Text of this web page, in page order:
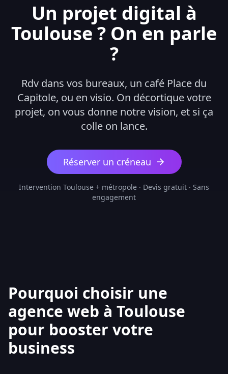
Un projet digital à
Toulouse ? On en parle
?
Rdv dans vos bureaux, un café Place du
Capitole, ou en visio. On décortique votre
projet, on vous donne notre vision, et si ça
colle on lance.
Réserver un créneau
Intervention Toulouse + métropole · Devis gratuit · Sans
engagement
Pourquoi choisir une
agence web à Toulouse
pour booster votre
business